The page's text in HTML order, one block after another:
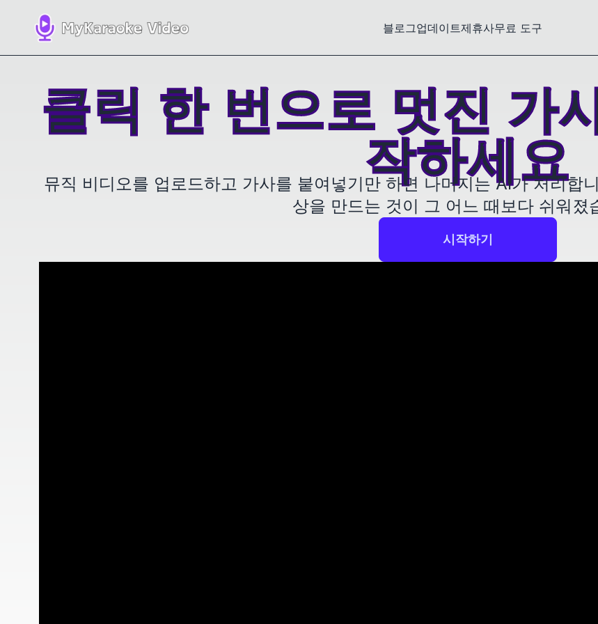
블로그업데이트제휴사무료 도구
클릭 한 번으로 멋진 가
작하세요
뮤직 비디오를 업로드하고 가사를 붙여넣기만 하면 나머지는 AI가 처리합
상을 만드는 것이 그 어느 때보다 쉬워졌
시작하기